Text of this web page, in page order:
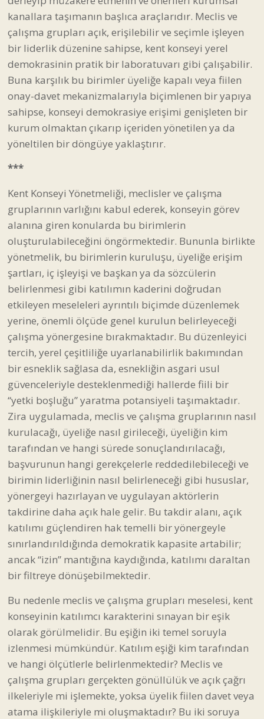
kanallara taşımanın başlıca araçlarıdır. Meclis ve
çalışma grupları açık, erişilebilir ve seçimle işleyen
bir liderlik düzenine sahipse, kent konseyi yerel
demokrasinin pratik bir laboratuvarı gibi çalışabilir.
Buna karşılık bu birimler üyeliğe kapalı veya fiilen
onay-davet mekanizmalarıyla biçimlenen bir yapıya
sahipse, konseyi demokrasiye erişimi genişleten bir
kurum olmaktan çıkarıp içeriden yönetilen ya da
yöneltilen bir döngüye yaklaştırır.
***
Kent Konseyi Yönetmeliği, meclisler ve çalışma
gruplarının varlığını kabul ederek, konseyin görev
alanına giren konularda bu birimlerin
oluşturulabileceğini öngörmektedir. Bununla birlikte
yönetmelik, bu birimlerin kuruluşu, üyeliğe erişim
şartları, iç işleyişi ve başkan ya da sözcülerin
belirlenmesi gibi katılımın kaderini doğrudan
etkileyen meseleleri ayrıntılı biçimde düzenlemek
yerine, önemli ölçüde genel kurulun belirleyeceği
çalışma yönergesine bırakmaktadır. Bu düzenleyici
tercih, yerel çeşitliliğe uyarlanabilirlik bakımından
bir esneklik sağlasa da, esnekliğin asgari usul
güvenceleriyle desteklenmediği hallerde fiili bir
“yetki boşluğu” yaratma potansiyeli taşımaktadır.
Zira uygulamada, meclis ve çalışma gruplarının nasıl
kurulacağı, üyeliğe nasıl girileceği, üyeliğin kim
tarafından ve hangi sürede sonuçlandırılacağı,
başvurunun hangi gerekçelerle reddedilebileceği ve
birimin liderliğinin nasıl belirleneceği gibi hususlar,
yönergeyi hazırlayan ve uygulayan aktörlerin
takdirine daha açık hale gelir. Bu takdir alanı, açık
katılımı güçlendiren hak temelli bir yönergeyle
sınırlandırıldığında demokratik kapasite artabilir;
ancak “izin” mantığına kaydığında, katılımı daraltan
bir filtreye dönüşebilmektedir.
Bu nedenle meclis ve çalışma grupları meselesi, kent
konseyinin katılımcı karakterini sınayan bir eşik
olarak görülmelidir. Bu eşiğin iki temel soruyla
izlenmesi mümkündür. Katılım eşiği kim tarafından
ve hangi ölçütlerle belirlenmektedir? Meclis ve
çalışma grupları gerçekten gönüllülük ve açık çağrı
ilkeleriyle mi işlemekte, yoksa üyelik fiilen davet veya
atama ilişkileriyle mi oluşmaktadır? Bu iki soruya